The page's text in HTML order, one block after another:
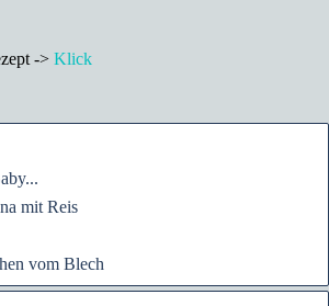
-> Klick
mit Reis
vom Blech